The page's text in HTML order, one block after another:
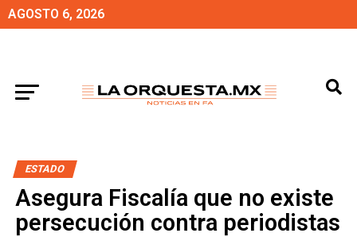
AGOSTO 6, 2026
ESTADO
Asegura Fiscalía que no existe
persecución contra periodistas